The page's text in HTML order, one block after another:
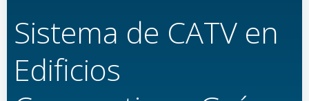
Sistema de CATV en
Edificios